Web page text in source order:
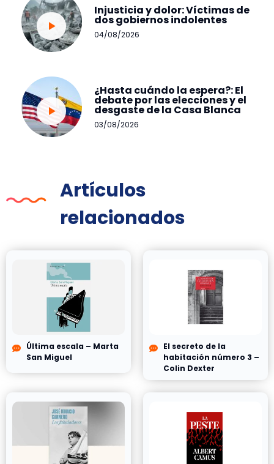
Injusticia y dolor: Víctimas de
dos gobiernos indolentes
04/08/2026
¿Hasta cuándo la espera?: El
debate por las elecciones y el
desgaste de la Casa Blanca
03/08/2026
Artículos
relacionados
Última escala – Marta
San Miguel
El secreto de la
habitación número 3 –
Colin Dexter